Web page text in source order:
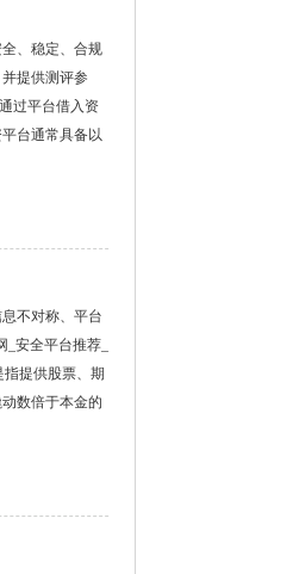
、稳定、合规
提供测评参
过平台借入资
台通常具备以
不对称、平台
安全平台推荐_
提供股票、期
数倍于本金的